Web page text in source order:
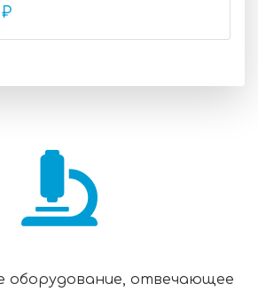
оборудование, отвечающее